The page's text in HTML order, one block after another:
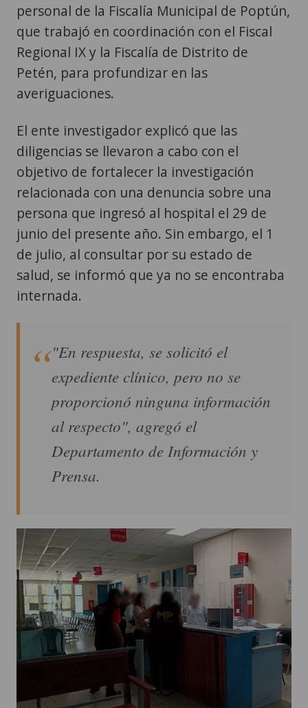
personal de la Fiscalía Municipal de Poptún,
que trabajó en coordinación con el Fiscal
Regional IX y la Fiscalía de Distrito de
Petén, para profundizar en las
averiguaciones.
El ente investigador explicó que las
diligencias se llevaron a cabo con el
objetivo de fortalecer la investigación
relacionada con una denuncia sobre una
persona que ingresó al hospital el 29 de
junio del presente año. Sin embargo, el 1
de julio, al consultar por su estado de
salud, se informó que ya no se encontraba
internada.
"En respuesta, se solicitó el
expediente clínico, pero no se
proporcionó ninguna información
al respecto", agregó el
Departamento de Información y
Prensa.